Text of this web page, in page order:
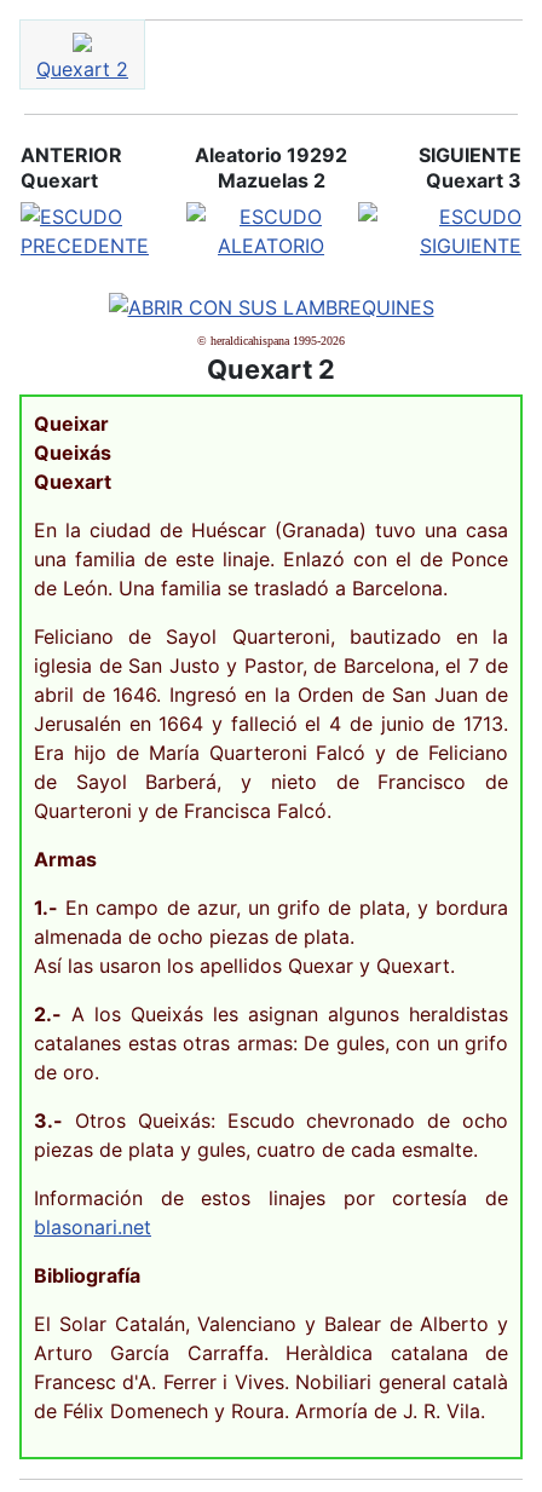
Quexart 2
ANTERIOR
Quexart
Aleatorio 19292
Mazuelas 2
SIGUIENTE
Quexart 3
© heraldicahispana 1995-2026
Quexart 2
Queixar
Queixás
Quexart
En la ciudad de Huéscar (Granada) tuvo una casa
una familia de este linaje. Enlazó con el de Ponce
de León. Una familia se trasladó a Barcelona.
Feliciano de Sayol Quarteroni, bautizado en la
iglesia de San Justo y Pastor, de Barcelona, el 7 de
abril de 1646. Ingresó en la Orden de San Juan de
Jerusalén en 1664 y falleció el 4 de junio de 1713.
Era hijo de María Quarteroni Falcó y de Feliciano
de Sayol Barberá, y nieto de Francisco de
Quarteroni y de Francisca Falcó.
Armas
1.- En campo de azur, un grifo de plata, y bordura
almenada de ocho piezas de plata.
Así las usaron los apellidos Quexar y Quexart.
2.- A los Queixás les asignan algunos heraldistas
catalanes estas otras armas: De gules, con un grifo
de oro.
3.- Otros Queixás: Escudo chevronado de ocho
piezas de plata y gules, cuatro de cada esmalte.
Información de estos linajes por cortesía de
blasonari.net
Bibliografía
El Solar Catalán, Valenciano y Balear de Alberto y
Arturo García Carraffa. Heràldica catalana de
Francesc d'A. Ferrer i Vives. Nobiliari general català
de Félix Domenech y Roura. Armoría de J. R. Vila.